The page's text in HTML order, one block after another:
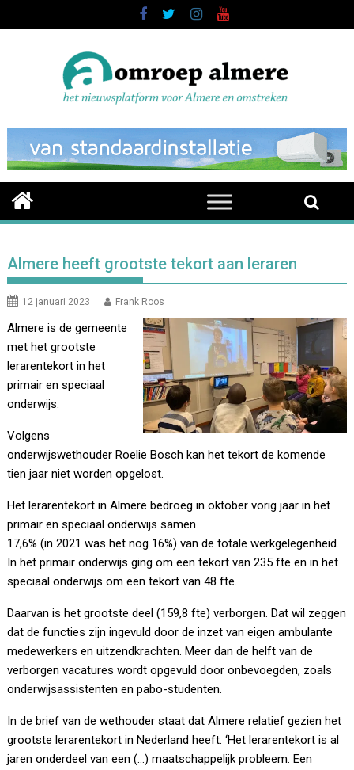
to
Almere heeft grootste tekort aan leraren
12 januari 2023 Frank Roos
Almere is de gemeente
met het grootste
lerarentekort in het
primair en speciaal
onderwijs.
Volgens
onderwijswethouder Roelie Bosch kan het tekort de komende
tien jaar niet worden opgelost.
Het lerarentekort in Almere bedroeg in oktober vorig jaar in het
primair en speciaal onderwijs samen
17,6% (in 2021 was het nog 16%) van de totale werkgelegenheid.
In het primair onderwijs ging om een tekort van 235 fte en in het
speciaal onderwijs om een tekort van 48 fte.
Daarvan is het grootste deel (159,8 fte) verborgen. Dat wil zeggen
dat de functies zijn ingevuld door de inzet van eigen ambulante
medewerkers en uitzendkrachten. Meer dan de helft van de
verborgen vacatures wordt opgevuld door onbevoegden, zoals
onderwijsassistenten en pabo-studenten.
In de brief van de wethouder staat dat Almere relatief gezien het
grootste lerarentekort in Nederland heeft. ‘Het lerarentekort is al
jaren onderdeel van een (…) maatschappelijk probleem. Een